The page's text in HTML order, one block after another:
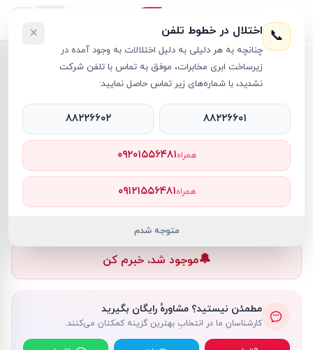
لپ تاپ Victus ›
لپ تاپ Victus RT27356
ناموجود
🔔موجود شد، خبرم کن
مطمئن نیستید؟ مشاورهٔ رایگان بگیرید
کارشناسانِ ما در انتخابِ بهترین گزینه کمکتان می‌کنند.
📞 اختلال در خطوط تلفن
چنانچه به هر دلیلی به دلیل اختلالات به وجود آمده در
زیرساخت ابری مخابرات، موفق به تماس با تلفن شرکت
نشدید، با شماره‌های زیر تماس حاصل نمایید:
×
۸۸۲۲۶۶۰۱ ۸۸۲۲۶۶۰۲
همراه۰۹۲۰۱۵۵۶۴۸۱
همراه۰۹۱۲۱۵۵۶۴۸۱
متوجه شدم